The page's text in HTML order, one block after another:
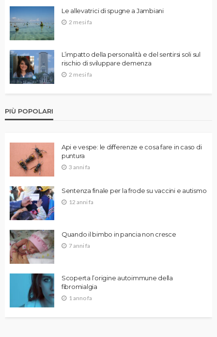
Le allevatrici di spugne a Jambiani
2 mesi fa
L’impatto della personalità e del sentirsi soli sul
rischio di sviluppare demenza
2 mesi fa
PIÙ POPOLARI
Api e vespe: le differenze e cosa fare in caso di
puntura
3 anni fa
Sentenza finale per la frode su vaccini e autismo
12 anni fa
Quando il bimbo in pancia non cresce
7 anni fa
Scoperta l’origine autoimmune della
fibromialgia
1 anno fa